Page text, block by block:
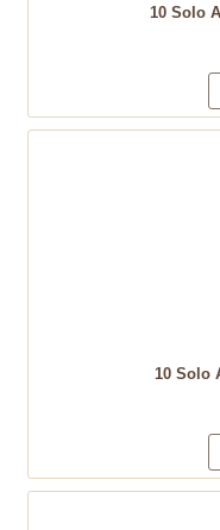
10 Solo
10 Solo